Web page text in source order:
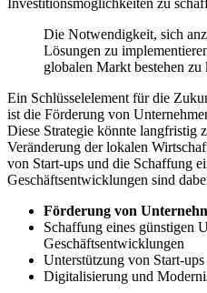
Investitionsmöglichkeiten zu
Die Notwendigkeit, sich
Lösungen zu
globalen Markt bestehen zu
Ein Schlüsselelement für die
ist die Förderung von
Diese Strategie könnte langfristig
Veränderung der lokalen
von Start-ups und die Schaffung
Geschäftsentwicklungen sind
Förderung von
Schaffung eines günstigen
Geschäftsentwicklungen
Unterstützung von Start-ups
Digitalisierung und